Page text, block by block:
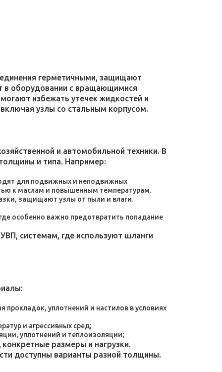
герметичными, защищают
в оборудовании с вращающимися
избежать утечек жидкостей и
узлы со стальным корпусом.
и автомобильной техники. В
и типа. Например:
для подвижных и неподвижных
к маслам и повышенным температурам.
защищают узлы от пыли и влаги.
особенно важно предотвратить попадание
системам, где используют шланги
уплотнений и настилов в условиях
и агрессивных сред;
уплотнений и теплоизоляции;
размеры и нагрузки.
доступны варианты разной толщины.